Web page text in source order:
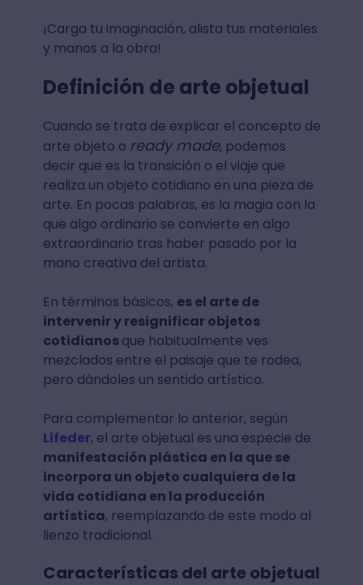
¡Carga tu imaginación, alista tus materiales
y manos a la obra!
Definición de arte objetual
Cuando se trata de explicar el concepto de
arte objeto o ready made, podemos
decir que es la transición o el viaje que
realiza un objeto cotidiano en una pieza de
arte. En pocas palabras, es la magia con la
que algo ordinario se convierte en algo
extraordinario tras haber pasado por la
mano creativa del artista.
En términos básicos, es el arte de
intervenir y resignificar objetos
cotidianosque habitualmente ves
mezclados entre el paisaje que te rodea,
pero dándoles un sentido artístico.
Para complementar lo anterior, según
Lifeder, el arte objetual es una especie de
manifestación plástica en la que se
incorpora un objeto cualquiera de la
vida cotidiana en la producción
artística, reemplazando de este modo al
lienzo tradicional.
Características del arte objetual